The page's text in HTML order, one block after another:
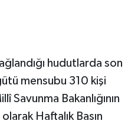
hudutlarda son
mensubu 310 kişi
Savunma Bakanlığının
Haftalık Basın